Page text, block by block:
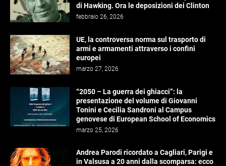
di Hawking. Ora le deposizioni dei Clinton
febbraio 26, 2026
UE, la controversa norma sul trasporto di
armi e armamenti attraverso i confini
europei
marzo 27, 2026
“2050 – La guerra dei ghiacci”: la
presentazione del volume di Giovanni
Tonini e Cecilia Sandroni al Campus
genovese di European School of Economics
marzo 25, 2026
Andrea Parodi ricordato a Cagliari, Parigi e
in Valsusa a 20 anni dalla scomparsa: ecco